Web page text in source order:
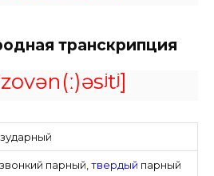
транскрипция
звонкий парный ,твердый парный